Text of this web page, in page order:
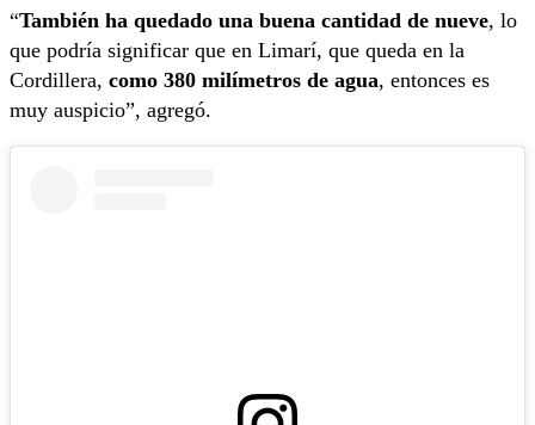
“También ha quedado una buena cantidad de nueve, lo
que podría significar que en Limarí, que queda en la
Cordillera, como 380 milímetros de agua, entonces es
muy auspicio”, agregó.